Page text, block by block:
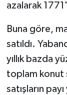
azalarak
Buna göre,
satıldı.
yıllık bazda
toplam konut
satışların